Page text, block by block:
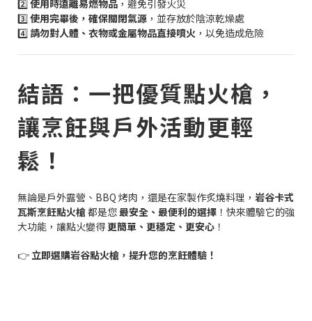
2️⃣ 使用時遠離易燃物品 ，避免引發火災
3️⃣使用完畢後，確保關閉氣源 ，並存放於陰涼乾燥處
4️⃣ 請勿對人體、衣物或金屬物品直接噴火 ，以免造成危險
結語：一把優質點火槍，
讓烹飪與戶外活動更輕
鬆！
無論是戶外露營、BBQ 烤肉，還是在家製作炙燒料理， 岩谷卡式
瓦斯烹飪點火槍都是您最安全、最便利的選擇 ！快來體驗它的強
大功能，讓點火變得更簡單、更穩定、更安心 ！
👉 立即選購岩谷點火槍，提升您的烹飪體驗！